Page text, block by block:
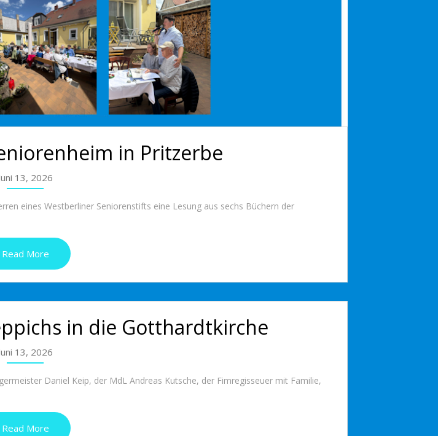
in Pritzerbe
13, 2026
eines Westberliner Seniorenstifts eine Lesung aus sechs Büchern der
Read More
in die Gotthardtkirche
13, 2026
Daniel Keip, der MdL Andreas Kutsche, der Fimregisseuer mit Familie,
Read More